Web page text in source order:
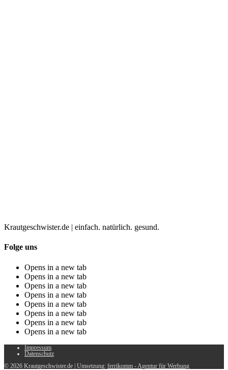
Krautgeschwister.de | einfach. natürlich. gesund.
Folge uns
Opens in a new tab
Opens in a new tab
Opens in a new tab
Opens in a new tab
Opens in a new tab
Opens in a new tab
Opens in a new tab
Opens in a new tab
Impressum
Datenschutz
© 2026 Krautgeschwister.de | Umsetzung: ferrikomm - Agentur für Werbung